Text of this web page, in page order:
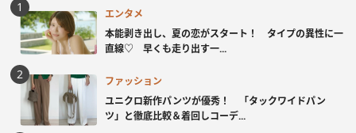
エンタメ
本能剥き出し、夏の恋がスタート！ タイプの異性に一
直線♡ 早くも走り出す一...
ファッション
ユニクロ新作パンツが優秀！ 「タックワイドパン
ツ」と徹底比較＆着回しコーデ...